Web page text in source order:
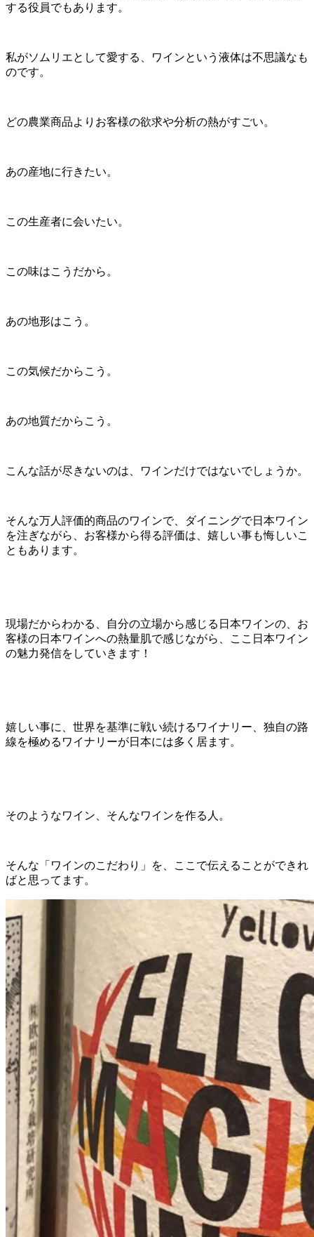
する役員でもあります。
私がソムリエとして愛する、ワインという液体は不思議なも
のです。
どの農業商品よりお客様の欲求や分析の熱がすごい。
あの産地に行きたい。
この生産者に会いたい。
この味はこうだから。
あの地形はこう。
この気候だからこう。
あの地質だからこう。
こんな話が尽きないのは、ワインだけではないでしょうか。
そんな万人評価的商品のワインで、ダイニングで日本ワイン
を注ぎながら、お客様から得る評価は、嬉しい事も悔しいこ
ともあります。
現場だからわかる、自分の立場から感じる日本ワインの、お
客様の日本ワインへの熱量肌で感じながら、ここ日本ワイン
の魅力発信をしていきます！
嬉しい事に、世界を基準に戦い続けるワイナリー、独自の路
線を極めるワイナリーが日本には多く居ます。
そのようなワイン、そんなワインを作る人。
そんな「ワインのこだわり」を、ここで伝えることができれ
ばと思ってます。